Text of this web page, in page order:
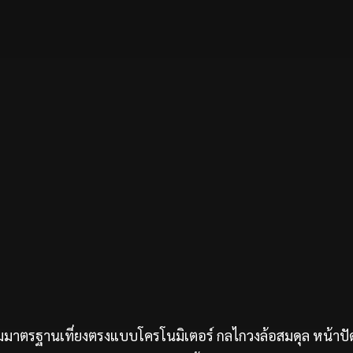
าตรฐานเที่ยงตรงแบบโครโนมิเตอร์ กลไกวงล้อสมดุล หน้า